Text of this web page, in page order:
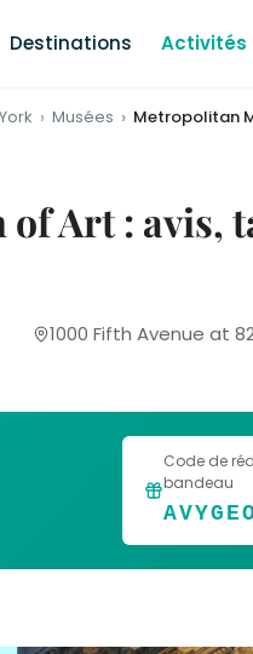
Destinations Activités
Musées Metropolitan
Art : avis,
1000 Fifth Avenue at
Code de
bandeau